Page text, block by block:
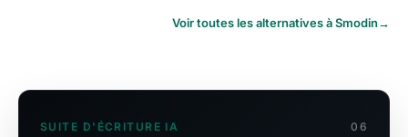
Voir toutes les alternatives à Smodin→
SUITE D'ÉCRITURE IA 06